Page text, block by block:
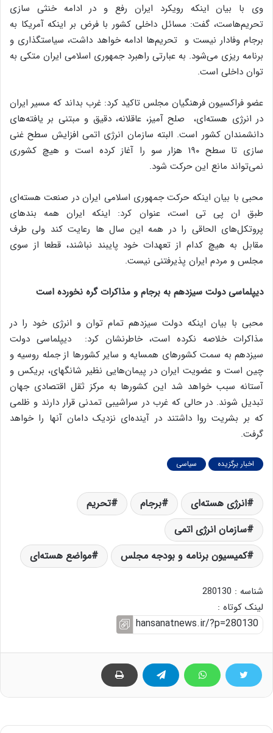
وی با بیان اینکه رویکرد ایران رفع و در ادامه خنثی سازی
تحریم‌هاست، گفت: مسائل داخلی کشور با فرض بر اینکه آمریکا به
برجام وفادار نیست و تحریم‌ها ادامه خواهد داشت، سیاستگذاری و
برنامه ریزی می‌شود. به عبارتی راهبرد جمهوری اسلامی ایران متکی به
توان داخلی است.
عضو فراکسیون فرهنگیان مجلس تاکید کرد: غرب بداند که مسیر ایران
در انرژی هسته‌ای، ‌ صلح آمیز، عاقلانه، دقیق و مبتنی بر یافته‌های
دانشمندان کشور است. البته سازمان انرژی اتمی افزایش سطح غنی
سازی تا سطح ۱۹۰ هزار سو را آغاز کرده است و هیچ کشوری
نمی‌تواند مانع این حرکت شود.
محبی با بیان اینکه حرکت جمهوری اسلامی ایران در صنعت هسته‌ای
طبق ان پی تی است، عنوان کرد: اینکه ایران همه بندهای
پروتکل‌های الحاقی را در همه این سال ها رعایت کند ولی طرف
مقابل به هیچ کدام از تعهدات خود پایبند نباشند، قطعا از سوی
مجلس و مردم ایران پذیرفتنی نیست.
دیپلماسی دولت سیزدهم به برجام و مذاکرات گره نخورده است
محبی با بیان اینکه دولت سیزدهم تمام توان و انرژی خود را در
مذاکرات خلاصه نکرده است، خاطرنشان کرد: دیپلماسی دولت
سیزدهم به سمت کشورهای همسایه و سایر کشورها از جمله روسیه و
چین است و عضویت ایران در پیمان‌هایی نظیر شانگهای، بریکس و
آستانه سبب خواهد شد این کشورها به مرکز ثقل اقتصادی جهان
تبدیل شوند. در حالی که غرب در سراشیبی تمدنی قرار دارند و ظلمی
که بر بشریت روا داشتند در آینده‌ای نزدیک دامان آنها را خواهد
گرفت.
اخبار برگزیده سیاسی
انرژی هسته‌ای برجام
تحریم
سازمان انرژی اتمی
کمیسیون برنامه و بودجه مجلس
مواضع هسته‌ای
شناسه : 280130
لینک کوتاه :